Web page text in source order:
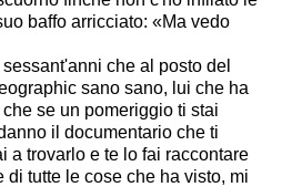
baffo arricciato: «Ma vedo
che al posto del
sano sano, lui che ha
se un pomeriggio ti stai
il documentario che ti
a trovarlo e te lo fai raccontare
di tutte le cose che ha visto, mi